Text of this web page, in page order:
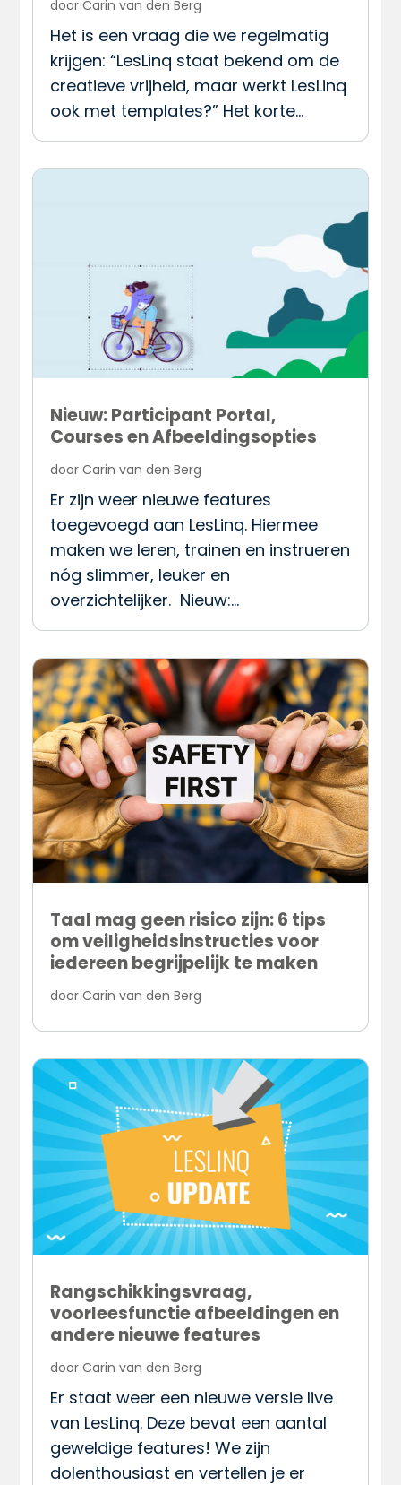
door Carin van den Berg
Het is een vraag die we regelmatig
krijgen: “LesLinq staat bekend om de
creatieve vrijheid, maar werkt LesLinq
ook met templates?” Het korte…
Nieuw: Participant Portal,
Courses en Afbeeldingsopties
door Carin van den Berg
Er zijn weer nieuwe features
toegevoegd aan LesLinq. Hiermee
maken we leren, trainen en instrueren
nóg slimmer, leuker en
overzichtelijker. Nieuw:…
Taal mag geen risico zijn: 6 tips
om veiligheidsinstructies voor
iedereen begrijpelijk te maken
door Carin van den Berg
Rangschikkingsvraag,
voorleesfunctie afbeeldingen en
andere nieuwe features
door Carin van den Berg
Er staat weer een nieuwe versie live
van LesLinq. Deze bevat een aantal
geweldige features! We zijn
dolenthousiast en vertellen je er